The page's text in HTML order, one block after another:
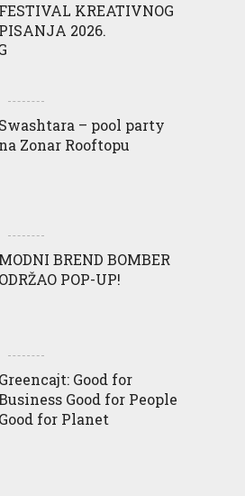
FESTIVAL KREATIVNOG
PISANJA 2026.
Swashtara – pool party
na Zonar Rooftopu
MODNI BREND BOMBER
ODRŽAO POP-UP!
Greencajt: Good for
Good for People
Good for Planet